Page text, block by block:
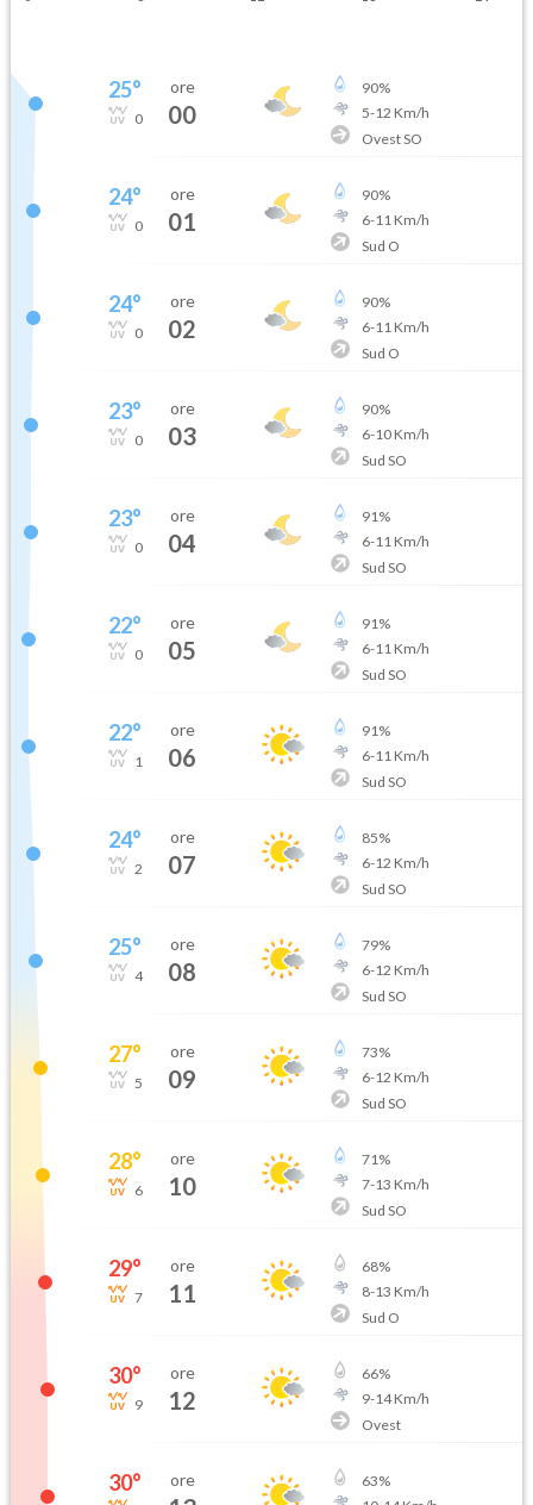
25°
0
ore
00
90%
5-12 Km/h
Ovest SO
24°
0
ore
01
90%
6-11Km/h
Sud O
24°
0
ore
02
90%
6-11Km/h
Sud O
23°
0
ore
03
90%
6-10Km/h
Sud SO
23°
0
ore
04
91%
6-11Km/h
Sud SO
22°
0
ore
05
91%
6-11Km/h
Sud SO
22°
1
ore
06
91%
6-11Km/h
Sud SO
24°
2
ore
07
85%
6-12 Km/h
Sud SO
25°
4
ore
08
79%
6-12 Km/h
Sud SO
27°
5
ore
09
73%
6-12 Km/h
Sud SO
28°
6
ore
10
71%
7-13 Km/h
Sud SO
29°
7
ore
11
68%
8-13 Km/h
Sud O
30°
9
ore
12
66%
9-14Km/h
Ovest
30° ore 63%